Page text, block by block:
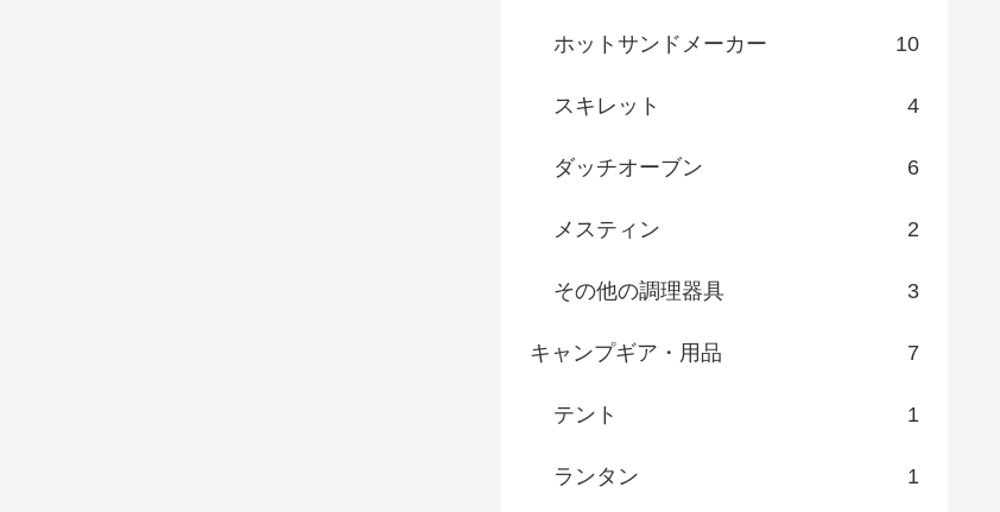
ホットサンドメーカー 10
スキレット 4
ダッチオーブン 6
メスティン 2
その他の調理器具 3
キャンプギア・用品 7
テント 1
ランタン 1